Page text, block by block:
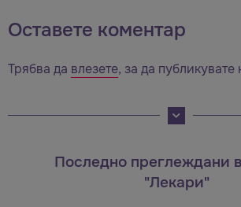
Оставете коментар
Трябва да влезете, за да публикувате
Последно преглеждани
"Лекари"